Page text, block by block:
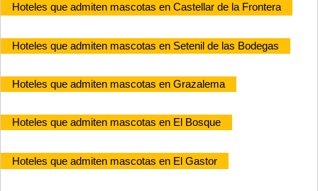
Hoteles que admiten mascotas en Castellar de la Frontera
Hoteles que admiten mascotas en Setenil de las Bodegas
Hoteles que admiten mascotas en Grazalema
Hoteles que admiten mascotas en El Bosque
Hoteles que admiten mascotas en El Gastor